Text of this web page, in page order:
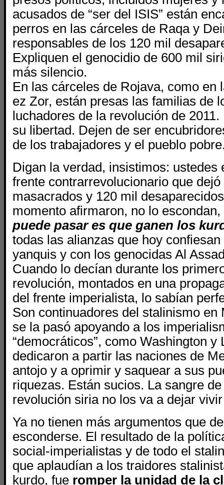
acusados de “ser del ISIS” están
perros en las cárceles de Raqa y
responsables de los 120 mil
Expliquen el genocidio de 600 mil
más silencio.
En las cárceles de Rojava, como en
ez Zor, están presas las familias de
luchadores de la revolución de
su libertad. Dejen de ser
de los trabajadores y el pueblo
Digan la verdad, insistimos: ustedes
frente contrarrevolucionario que dejó
masacrados y 120 mil
momento afirmaron, no lo
puede pasar es que ganen los
todas las alianzas que hoy
yanquis y con los genocidas Al
Cuando lo decían durante los
revolución, montados en una
del frente imperialista, lo sabían
Son continuadores del stalinismo en
se la pasó apoyando a los
“democráticos”, como Washington y
dedicaron a partir las naciones de
antojo y a oprimir y saquear a sus
riquezas. Están sucios. La sangre
revolución siria no los va a dejar
Ya no tienen más argumentos que
esconderse. El resultado de la
social-imperialistas y de todo el
que aplaudían a los traidores
kurdo, fue romper la unidad de la